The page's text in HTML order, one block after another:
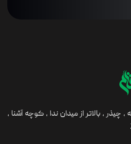
، چیذر ، بالاتر از میدان ندا ، کوچه آشنا ،